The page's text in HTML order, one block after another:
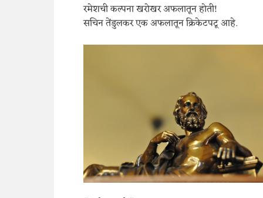
रमेशची कल्पना खरोखर अफलातून होती!
सचिन तेंडुलकर एक अफलातून क्रिकेटपटू आहे.